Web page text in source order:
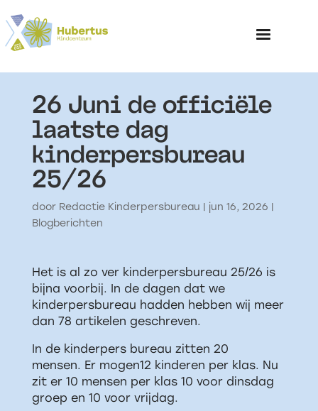
Home
Over het
26 Juni de officiële
laatste dag
kinderpersbureau
25/26
door Redactie Kinderpersbureau | jun 16, 2026 |
Blogberichten
Het is al zo ver kinderpersbureau 25/26 is
bijna voorbij. In de dagen dat we
kinderpersbureau hadden hebben wij meer
dan 78 artikelen geschreven.
In de kinderpers bureau zitten 20
mensen. Er mogen12 kinderen per klas. Nu
zit er 10 mensen per klas 10 voor dinsdag
groep en 10 voor vrijdag.